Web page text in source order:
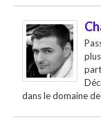
dans le domaine